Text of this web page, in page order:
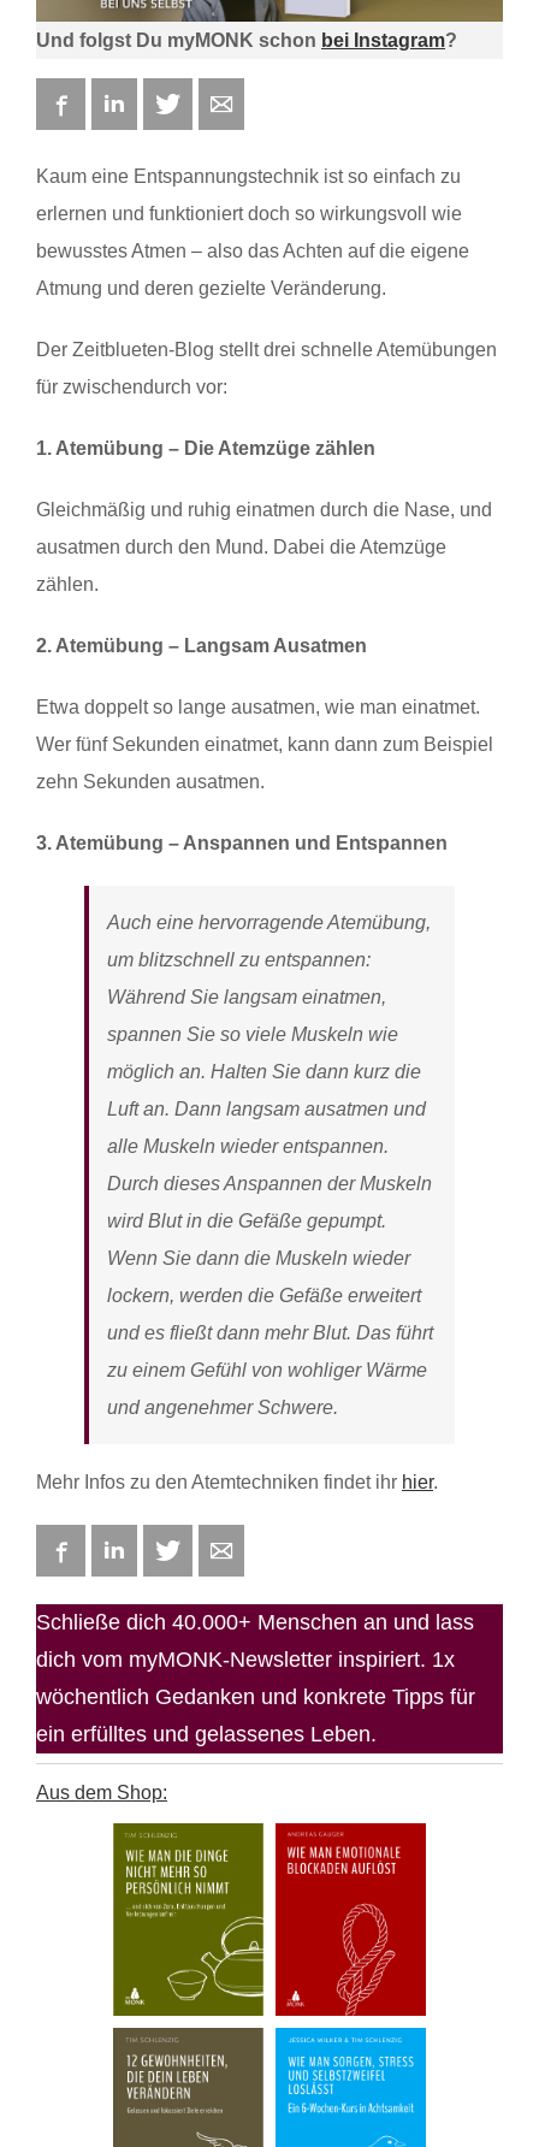
Und folgst Du myMONK schon bei Instagram?
FacebookLinkedIn Twitter
Kaum eine Entspannungstechnik ist so einfach zu
erlernen und funktioniert doch so wirkungsvoll wie
bewusstes Atmen – also das Achten auf die eigene
Atmung und deren gezielte Veränderung.
Der Zeitblueten-Blog stellt drei schnelle Atemübungen
für zwischendurch vor:
1. Atemübung – Die Atemzüge zählen
Gleichmäßig und ruhig einatmen durch die Nase, und
ausatmen durch den Mund. Dabei die Atemzüge
zählen.
2. Atemübung – Langsam Ausatmen
Etwa doppelt so lange ausatmen, wie man einatmet.
Wer fünf Sekunden einatmet, kann dann zum Beispiel
zehn Sekunden ausatmen.
3. Atemübung – Anspannen und Entspannen
Auch eine hervorragende Atemübung,
um blitzschnell zu entspannen:
Während Sie langsam einatmen,
spannen Sie so viele Muskeln wie
möglich an. Halten Sie dann kurz die
Luft an. Dann langsam ausatmen und
alle Muskeln wieder entspannen.
Durch dieses Anspannen der Muskeln
wird Blut in die Gefäße gepumpt.
Wenn Sie dann die Muskeln wieder
lockern, werden die Gefäße erweitert
und es fließt dann mehr Blut. Das führt
zu einem Gefühl von wohliger Wärme
und angenehmer Schwere.
Mehr Infos zu den Atemtechniken findet ihr hier.
FacebookLinkedIn Twitter
Schließe dich 40.000+ Menschen an und lass
dich vom myMONK-Newsletter inspiriert. 1x
wöchentlich Gedanken und konkrete Tipps für
ein erfülltes und gelassenes Leben.
Aus dem Shop: